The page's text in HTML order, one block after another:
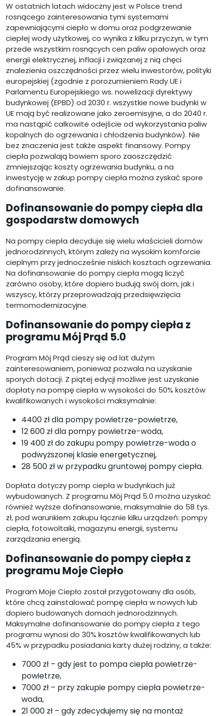
W ostatnich latach widoczny jest w Polsce trend
rosnącego zainteresowania tymi systemami
zapewniającymi ciepło w domu oraz podgrzewanie
ciepłej wody użytkowej, co wynika z kilku przyczyn, w tym
przede wszystkim rosnących cen paliw opałowych oraz
energii elektrycznej, inflacji i związanej z nią chęci
znalezienia oszczędności przez wielu inwestorów, polityki
europejskiej (zgodnie z porozumieniem Rady UE i
Parlamentu Europejskiego ws. nowelizacji dyrektywy
budynkowej (EPBD) od 2030 r. wszystkie nowe budynki w
UE mają być realizowane jako zeroemisyjne, a do 2040 r.
ma nastąpić całkowite odejście od wykorzystania paliw
kopalnych do ogrzewania i chłodzenia budynków). Nie
bez znaczenia jest także aspekt finansowy. Pompy
ciepła pozwalają bowiem sporo zaoszczędzić
zmniejszając koszty ogrzewania budynku, a na
inwestycję w zakup pompy ciepła można zyskać spore
dofinansowanie.
Dofinansowanie do pompy ciepła dla
gospodarstw domowych
Na pompy ciepła decyduje się wielu właścicieli domów
jednorodzinnych, którym zależy na wysokim komforcie
cieplnym przy jednocześnie niskich kosztach ogrzewania.
Na dofinansowanie do pompy ciepła mogą liczyć
zarówno osoby, które dopiero budują swój dom, jak i
wszyscy, którzy przeprowadzają przedsięwzięcia
termomodernizacyjne.
Dofinansowanie do pompy ciepła z
programu Mój Prąd 5.0
Program Mój Prąd cieszy się od lat dużym
zainteresowaniem, ponieważ pozwala na uzyskanie
sporych dotacji. Z piątej edycji możliwe jest uzyskanie
dopłaty na pompę ciepła w wysokości do 50% kosztów
kwalifikowanych i wysokości maksymalnie:
4400 zł dla pompy powietrze-powietrze,
12 600 zł dla pompy powietrze-woda,
19 400 zł do zakupu pompy powietrze-woda o
podwyższonej klasie energetycznej,
28 500 zł w przypadku gruntowej pompy ciepła.
Dopłata dotyczy pomp ciepła w budynkach już
wybudowanych. Z programu Mój Prąd 5.0 można uzyskać
również wyższe dofinansowanie, maksymalnie do 58 tys.
zł, pod warunkiem zakupu łącznie kilku urządzeń: pompy
ciepła, fotowoltaiki, magazynu energii, systemu
zarządzania energią.
Dofinansowanie do pompy ciepła z
programu Moje Ciepło
Program Moje Ciepło został przygotowany dla osób,
które chcą zainstalować pompę ciepła w nowych lub
dopiero budowanych domach jednorodzinnych.
Maksymalne dofinansowanie do pompy ciepła z tego
programu wynosi do 30% kosztów kwalifikowanych lub
45% w przypadku posiadania karty dużej rodziny, a także:
7000 zł – gdy jest to pompa ciepła powietrze-
powietrze,
7000 zł – przy zakupie pompy ciepła powietrze-
woda,
21 000 zł – gdy zdecydujemy się na montaż